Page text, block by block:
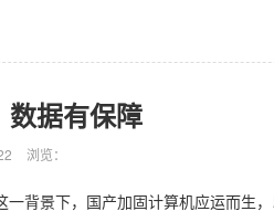
据有保障
浏览：
背景下，国产加固计算机应运而生